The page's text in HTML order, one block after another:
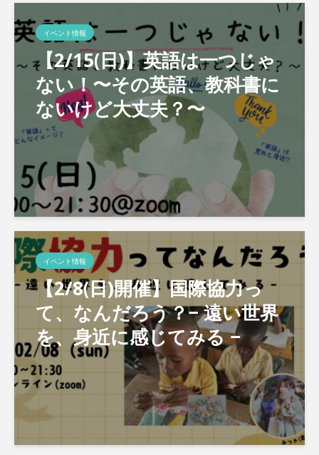
イベント情報
【2/15(日)】英語は一つじゃ
ない！〜その英語、教科書に
ないけど大丈夫？〜
イベント情報
【2/8(日)開催】国際協力っ
て、なんだろう？− 遠い世界
を、身近に感じてみる −